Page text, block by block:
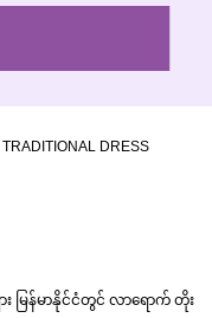
TRADITIONAL DRESS
မြန်မာနိုင်ငံတွင် လာရောက် တိုး